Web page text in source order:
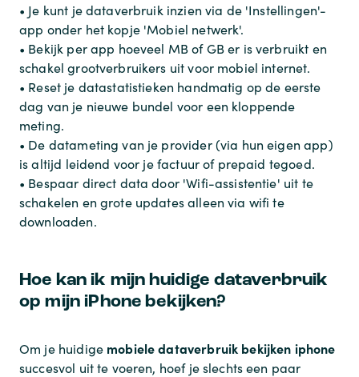
• Je kunt je dataverbruik inzien via de 'Instellingen'-
app onder het kopje 'Mobiel netwerk'.
• Bekijk per app hoeveel MB of GB er is verbruikt en
schakel grootverbruikers uit voor mobiel internet.
• Reset je datastatistieken handmatig op de eerste
dag van je nieuwe bundel voor een kloppende
meting.
• De datameting van je provider (via hun eigen app)
is altijd leidend voor je factuur of prepaid tegoed.
• Bespaar direct data door 'Wifi-assistentie' uit te
schakelen en grote updates alleen via wifi te
downloaden.
Hoe kan ik mijn huidige dataverbruik
op mijn iPhone bekijken?
Om je huidige mobiele dataverbruik bekijken iphone
succesvol uit te voeren, hoef je slechts een paar